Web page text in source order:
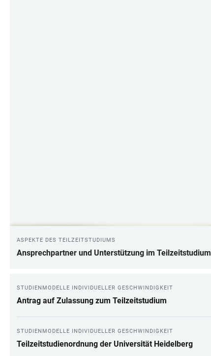
ASPEKTE DES TEILZEITSTUDIUMS
Ansprechpartner und Unterstützung im Teilzeitstudium
STUDIENMODELLE INDIVIDUELLER GESCHWINDIGKEIT
Antrag auf Zulassung zum Teilzeitstudium
STUDIENMODELLE INDIVIDUELLER GESCHWINDIGKEIT
Teilzeitstudienordnung der Universität Heidelberg